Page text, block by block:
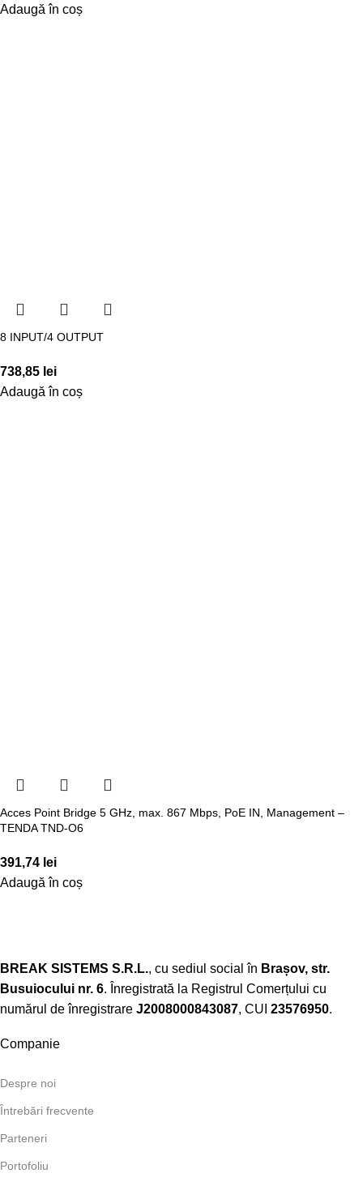
Adaugă în coș
8 INPUT/4 OUTPUT
738,85 lei
Adaugă în coș
Acces Point Bridge 5 GHz, max. 867 Mbps, PoE IN, Management –
TENDA TND-O6
391,74 lei
Adaugă în coș
BREAK SISTEMS S.R.L., cu sediul social în Brașov, str.
Busuiocului nr. 6. Înregistrată la Registrul Comerțului cu
numărul de înregistrare J2008000843087, CUI 23576950.​
Companie
Despre noi
Întrebări frecvente
Parteneri
Portofoliu